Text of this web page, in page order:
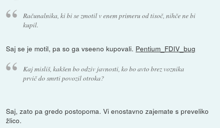
Računalnika, ki bi se zmotil v enem primeru od tisoč, nihče ne bi
kupil.
Saj se je motil, pa so ga vseeno kupovali. Pentium_FDIV_bug
Kaj misliš, kakšen bo odziv javnosti, ko bo avto brez voznika
prvič do smrti povozil otroka?
Saj, zato pa gredo postopoma. Vi enostavno zajemate s preveliko
žlico.